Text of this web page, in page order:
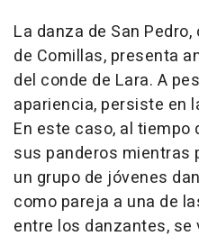
La danza de San
de Comillas, presenta
del conde de Lara. A
apariencia, persiste en
En este caso, al
sus panderos mientras
un grupo de jóvenes
como pareja a una de
entre los danzantes, se